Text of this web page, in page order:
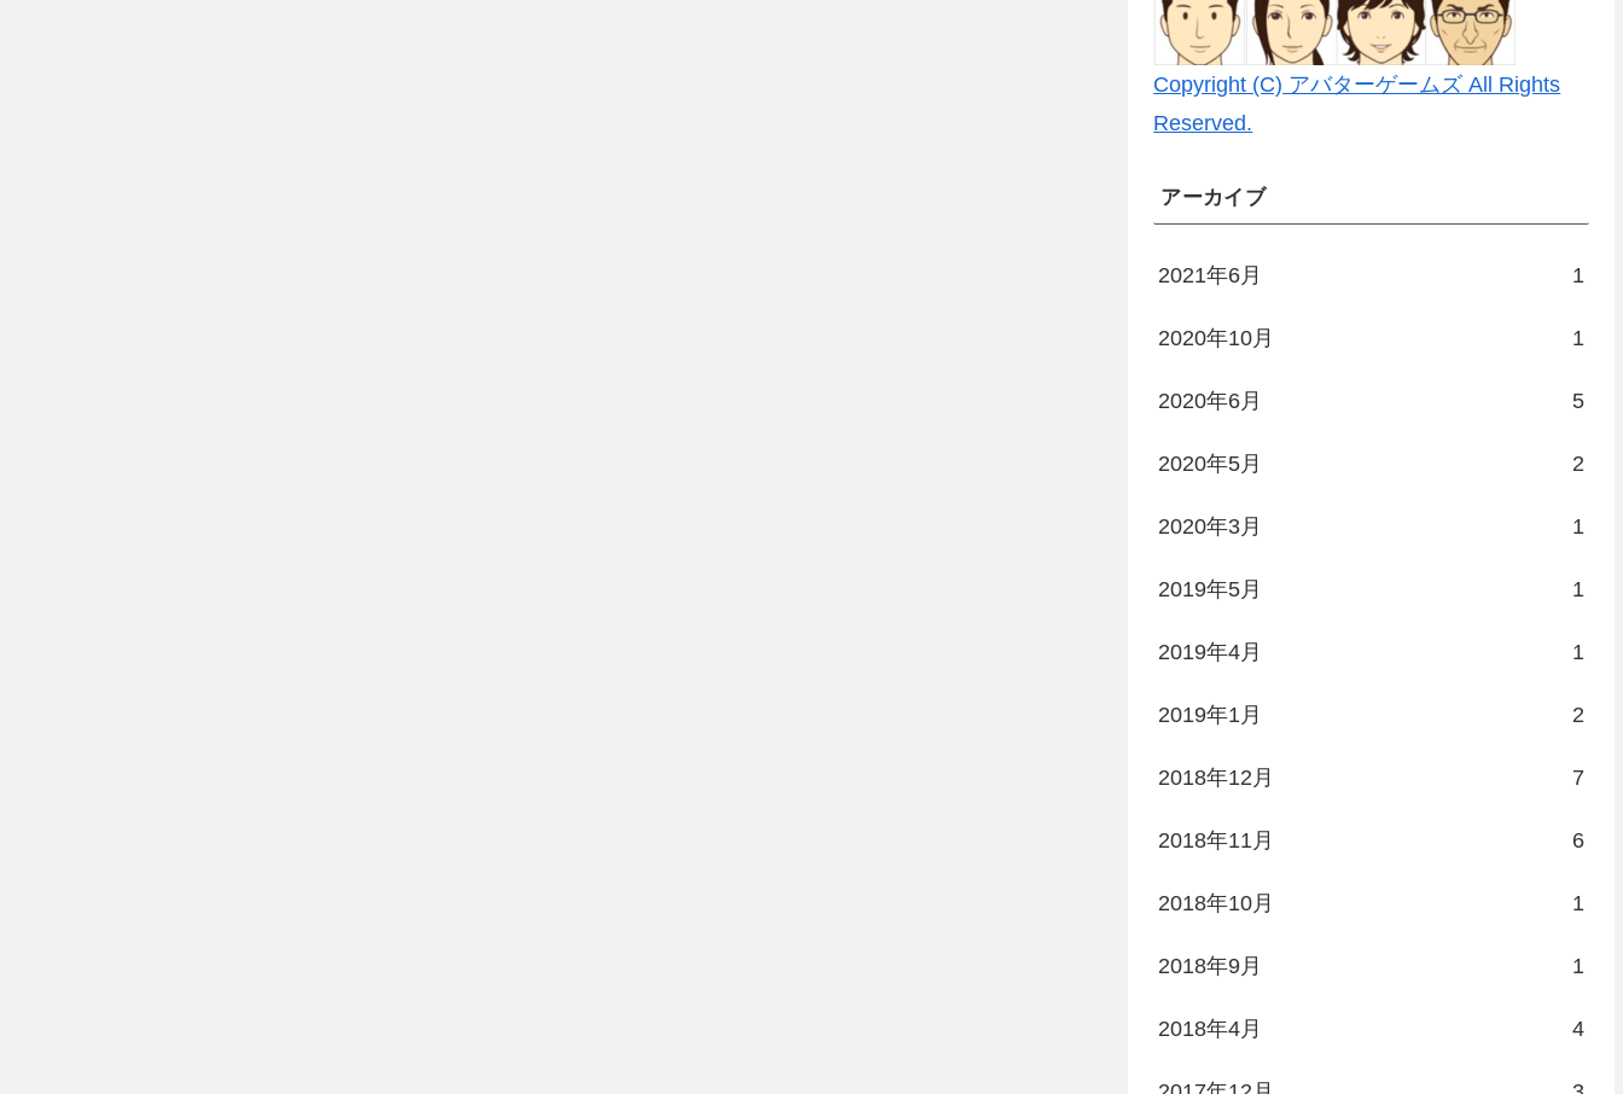
Copyright (C) アバターゲームズ All Rights
Reserved.
アーカイブ
2021年6月 1
2020年10月 1
2020年6月 5
2020年5月 2
2020年3月 1
2019年5月 1
2019年4月 1
2019年1月 2
2018年12月 7
2018年11月 6
2018年10月 1
2018年9月 1
2018年4月 4